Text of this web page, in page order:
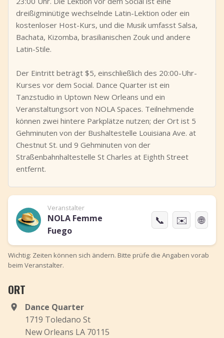
dreißigminütige wechselnde Latin-Lektion oder ein
kostenloser Host-Kurs, und die Musik umfasst Salsa,
Bachata, Kizomba, brasilianischen Zouk und andere
Latin-Stile.
Der Eintritt beträgt $5, einschließlich des 20:00-Uhr-
Kurses vor dem Social. Dance Quarter ist ein
Tanzstudio in Uptown New Orleans und ein
Veranstaltungsort von NOLA Spaces. Teilnehmende
können zwei hintere Parkplätze nutzen; der Ort ist 5
Gehminuten von der Bushaltestelle Louisiana Ave. at
Chestnut St. und 9 Gehminuten von der
Straßenbahnhaltestelle St Charles at Eighth Street
entfernt.
Veranstalter
NOLA Femme
Fuego
📞 ✉️ 🌐
Wichtig: Zeiten können sich ändern. Bitte prüfe die Angaben vorab
beim Veranstalter.
ORT
Dance Quarter
1719 Toledano St
New Orleans LA 70115